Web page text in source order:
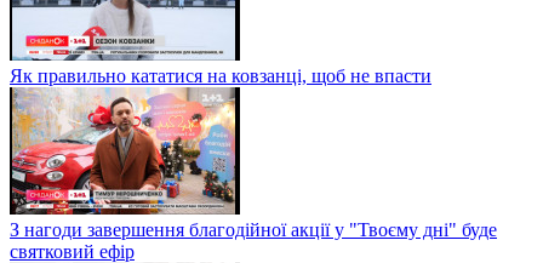
Як правильно кататися на ковзанці, щоб не впасти
З нагоди завершення благодійної акції у "Твоєму дні" буде
святковий ефір